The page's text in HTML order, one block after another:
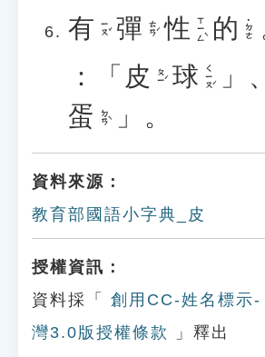
有 ㄧㄡˇ 彈 ㄊㄢˊ 性 ㄒㄧㄥˋ 的 ˙ㄉㄜ
：「 皮 ㄆㄧˊ 球 ㄑㄧㄡˊ 」
蛋 ㄉㄢˋ 」。
資料來源：
教育部國語小字典_皮
授權資訊：
資料採「
創用CC-姓名標示
灣3.0版授權條款
」釋出